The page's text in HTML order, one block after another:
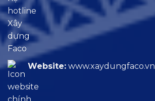
Website: www.xaydungfaco.vn